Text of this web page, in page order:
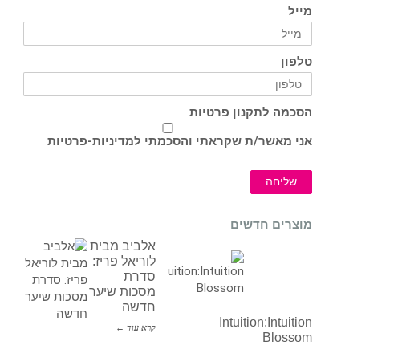
מייל
טלפון
הסכמה לתקנון פרטיות
אני מאשר/ת שקראתי והסכמתי למדיניות-פרטיות
שליחה
מוצרים חדשים
אלביב מבית
לוריאל פריז:
סדרת
מסכות שיער
חדשה
קרא עוד ←
Intuition:Intuition
Blossom